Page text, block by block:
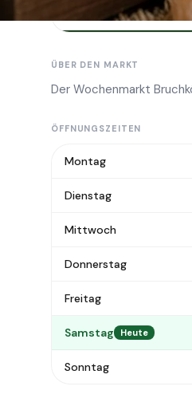
ÜBER DEN MARKT
Der Wochenmarkt
ÖFFNUNGSZEITEN
Montag
Dienstag
Mittwoch
Donnerstag
Freitag
Samstag Heute
Sonntag